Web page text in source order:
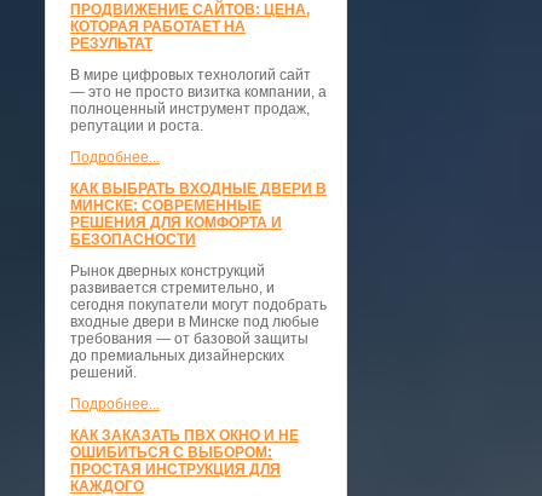
ПРОДВИЖЕНИЕ САЙТОВ: ЦЕНА,
КОТОРАЯ РАБОТАЕТ НА
РЕЗУЛЬТАТ
В мире цифровых технологий сайт
— это не просто визитка компании, а
полноценный инструмент продаж,
репутации и роста.
Подробнее...
КАК ВЫБРАТЬ ВХОДНЫЕ ДВЕРИ В
МИНСКЕ: СОВРЕМЕННЫЕ
РЕШЕНИЯ ДЛЯ КОМФОРТА И
БЕЗОПАСНОСТИ
Рынок дверных конструкций
развивается стремительно, и
сегодня покупатели могут подобрать
входные двери в Минске под любые
требования — от базовой защиты
до премиальных дизайнерских
решений.
Подробнее...
КАК ЗАКАЗАТЬ ПВХ ОКНО И НЕ
ОШИБИТЬСЯ С ВЫБОРОМ:
ПРОСТАЯ ИНСТРУКЦИЯ ДЛЯ
КАЖДОГО